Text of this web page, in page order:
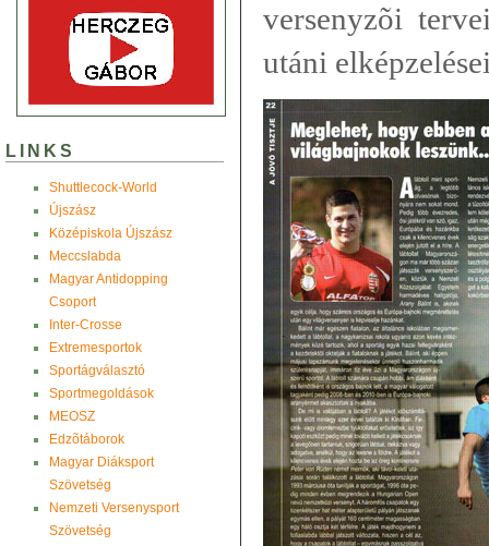
LINKS
Shuttlecock-World
Újszász
Középiskola Újszász
Meccslabda
Magyar Antidopping
Csoport
Inter-Crosse
Extremesportok
Sportágválasztó
Sportmegoldások
MEOSZ
Edzõtáborok
Magyar Diáksport
Szövetség
Nemzeti Versenysport
Szövetség
versenyzõi
utáni